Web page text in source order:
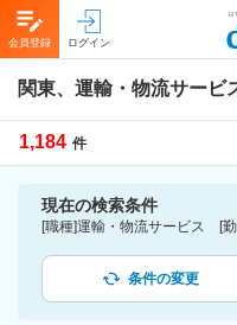
会員登録 ログイン
関東、運輸・物流サービ
1,184 件
現在の検索条件
[職種]運輸・物流サービス [
条件の変更